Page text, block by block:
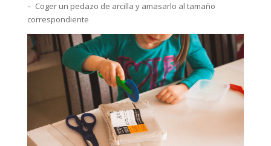
– Coger un pedazo de arcilla y amasarlo al tamaño
correspondiente